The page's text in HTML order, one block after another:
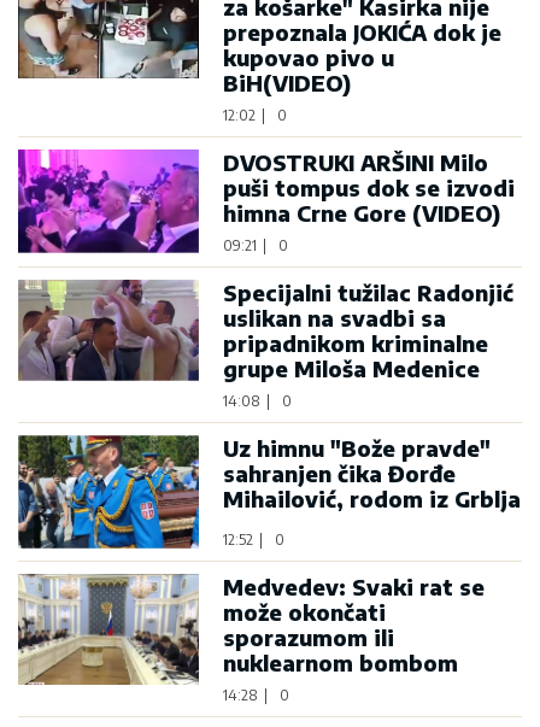
za košarke" Kasirka nije
prepoznala JOKIĆA dok je
kupovao pivo u
BiH(VIDEO)
12:02 0
DVOSTRUKI ARŠINI Milo
puši tompus dok se izvodi
himna Crne Gore (VIDEO)
09:21 0
Specijalni tužilac Radonjić
uslikan na svadbi sa
pripadnikom kriminalne
grupe Miloša Medenice
14:08 0
Uz himnu "Bože pravde"
sahranjen čika Đorđe
Mihailović, rodom iz Grblja
12:52 0
Medvedev: Svaki rat se
može okončati
sporazumom ili
nuklearnom bombom
14:28 0